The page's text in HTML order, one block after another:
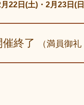
22日(土)・2月23日(
終了 （満員御